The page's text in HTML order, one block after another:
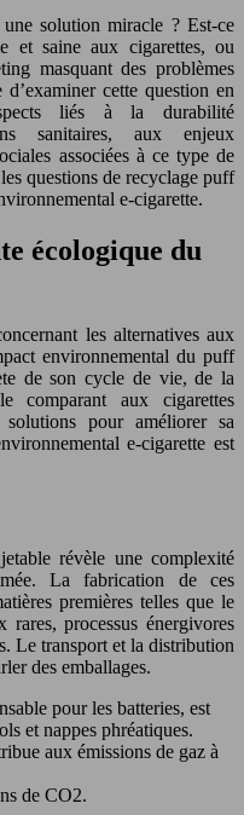
solution miracle ? Est-ce
et saine aux cigarettes, ou
masquant des problèmes
cette question en
liés à la durabilité
sanitaires, aux enjeux
associées à ce type de
questions de recyclage puff
e-cigarette.
écologique du
les alternatives aux
environnemental du puff
de son cycle de vie, de la
aux cigarettes
pour améliorer sa
e-cigarette est
révèle une complexité
La fabrication de ces
premières telles que le
processus énergivores
Le transport et la distribution
des emballages.
pour les batteries, est
et nappes phréatiques.
aux émissions de gaz à
de CO2.